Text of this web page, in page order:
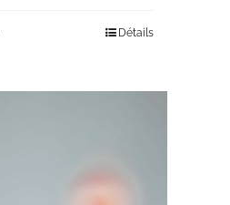
Détails